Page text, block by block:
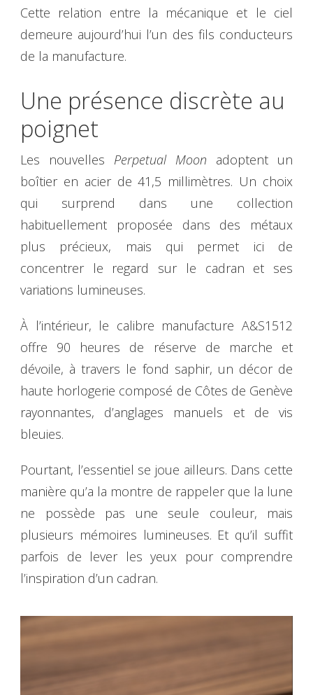
Cette relation entre la mécanique et le ciel
demeure aujourd’hui l’un des fils conducteurs
de la manufacture.
Une présence discrète au
poignet
Les nouvelles Perpetual Moon adoptent un
boîtier en acier de 41,5 millimètres. Un choix
qui surprend dans une collection
habituellement proposée dans des métaux
plus précieux, mais qui permet ici de
concentrer le regard sur le cadran et ses
variations lumineuses.
À l’intérieur, le calibre manufacture A&S1512
offre 90 heures de réserve de marche et
dévoile, à travers le fond saphir, un décor de
haute horlogerie composé de Côtes de Genève
rayonnantes, d’anglages manuels et de vis
bleuies.
Pourtant, l’essentiel se joue ailleurs. Dans cette
manière qu’a la montre de rappeler que la lune
ne possède pas une seule couleur, mais
plusieurs mémoires lumineuses. Et qu’il suffit
parfois de lever les yeux pour comprendre
l’inspiration d’un cadran.